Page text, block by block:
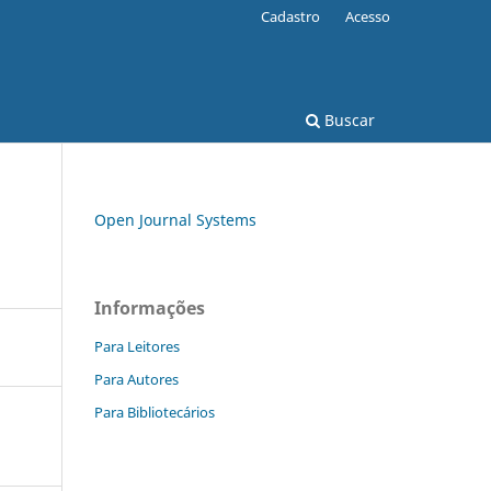
Buscar
Cadastro Acesso
Open Journal Systems
Informações
Para Leitores
Para Autores
Para Bibliotecários